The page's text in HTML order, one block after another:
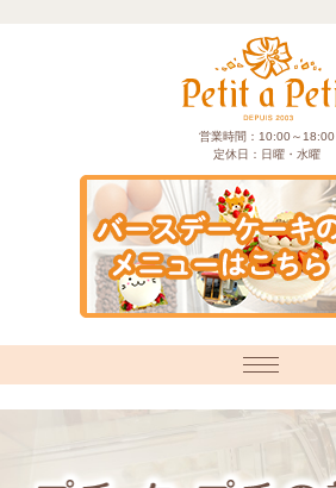
営業時間：10:00～18:00
定休日：日曜・水曜